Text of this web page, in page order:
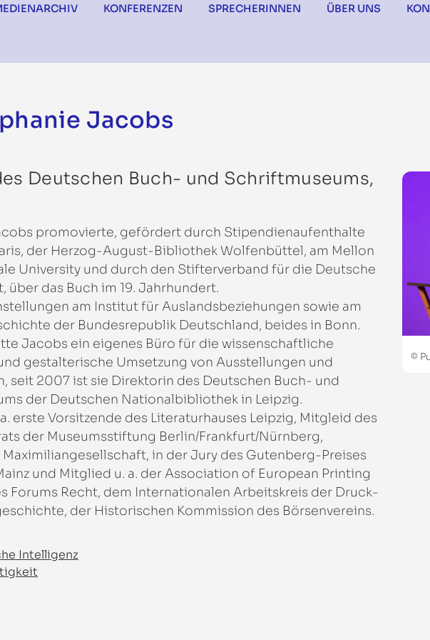
KONFERENZEN SPRECHERINNEN ÜBER UNS
Jacobs
©
Deutschen Buch- und Schriftmuseums,
promovierte, gefördert durch Stipendienaufenthalte
der Herzog-August-Bibliothek Wolfenbüttel, am Mellon
University und durch den Stifterverband für die Deutsche
über das Buch im 19. Jahrhundert.
am Institut für Auslandsbeziehungen sowie am
der Bundesrepublik Deutschland, beides in Bonn.
Jacobs ein eigenes Büro für die wissenschaftliche
gestalterische Umsetzung von Ausstellungen und
seit 2007 ist sie Direktorin des Deutschen Buch- und
der Deutschen Nationalbibliothek in Leipzig.
erste Vorsitzende des Literaturhauses Leipzig, Mitgleid des
der Museumsstiftung Berlin/Frankfurt/Nürnberg,
in der Jury des Gutenberg-Preises
und Mitglied u. a. der Association of European Printing
Forums Recht, dem Internationalen Arbeitskreis der Druck-
der Historischen Kommission des Börsenvereins.
Intelligenz